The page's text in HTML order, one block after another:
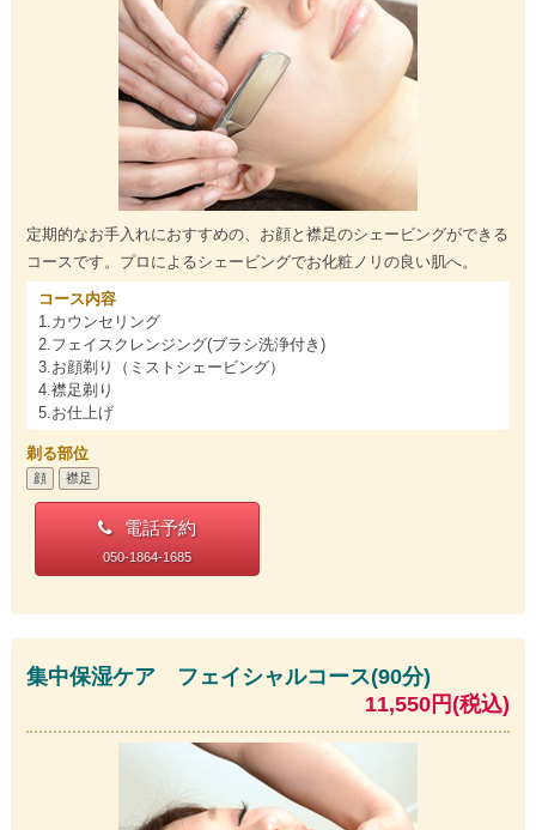
定期的なお手入れにおすすめの、お顔と襟足のシェービングができる
コースです。プロによるシェービングでお化粧ノリの良い肌へ。
コース内容
1.カウンセリング
2.フェイスクレンジング(ブラシ洗浄付き)
3.お顔剃り（ミストシェービング）
4.襟足剃り
5.お仕上げ
剃る部位
顔 襟足
電話予約
050-1864-1685
集中保湿ケア フェイシャルコース(90分)
11,550円(税込)